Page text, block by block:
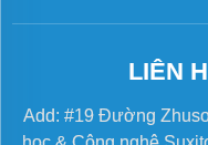
LIÊN
Add: #19 Đường